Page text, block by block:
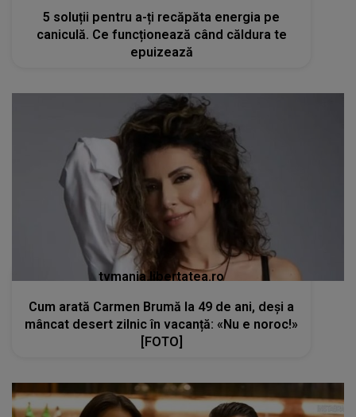
5 soluții pentru a-ți recăpăta energia pe
caniculă. Ce funcționează când căldura te
epuizează
tvmania.libertatea.ro
Cum arată Carmen Brumă la 49 de ani, deși a
mâncat desert zilnic în vacanță: «Nu e noroc!»
[FOTO]